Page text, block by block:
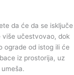
da će da se isključe
više učestvovao, dok
ograde od istog ili će
iz prostorija, uz